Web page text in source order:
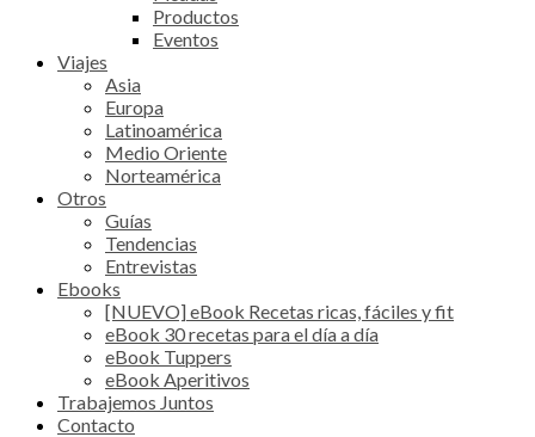
Productos
Eventos
Viajes
Asia
Europa
Latinoamérica
Medio Oriente
Norteamérica
Otros
Guías
Tendencias
Entrevistas
Ebooks
[NUEVO] eBook Recetas ricas, fáciles y fit
eBook 30 recetas para el día a día
eBook Tuppers
eBook Aperitivos
Trabajemos Juntos
Contacto